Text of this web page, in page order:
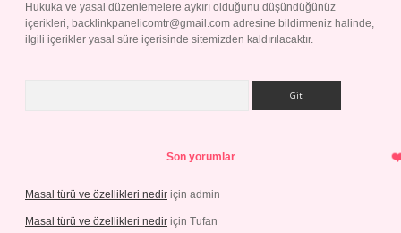
Hukuka ve yasal düzenlemelere aykırı olduğunu düşündüğünüz
içerikleri, backlinkpanelicomtr@gmail.com adresine bildirmeniz halinde,
ilgili içerikler yasal süre içerisinde sitemizden kaldırılacaktır.
Son yorumlar
Masal türü ve özellikleri nedir için admin
Masal türü ve özellikleri nedir için Tufan